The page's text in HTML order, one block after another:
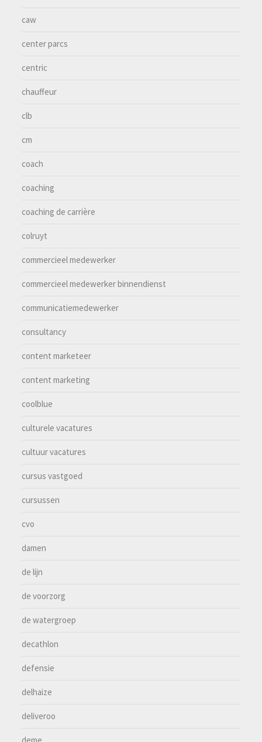
caw
center parcs
centric
chauffeur
clb
cm
coach
coaching
coaching de carrière
colruyt
commercieel medewerker
commercieel medewerker binnendienst
communicatiemedewerker
consultancy
content marketeer
content marketing
coolblue
culturele vacatures
cultuur vacatures
cursus vastgoed
cursussen
cvo
damen
de lijn
de voorzorg
de watergroep
decathlon
defensie
delhaize
deliveroo
deme